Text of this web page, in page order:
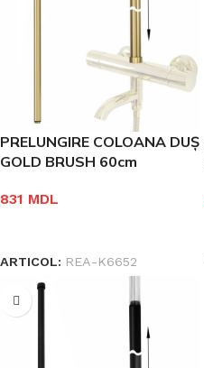
PRELUNGIRE COLOANA DUȘ
GOLD BRUSH 60cm
831 MDL
ARTICOL: REA-K6652